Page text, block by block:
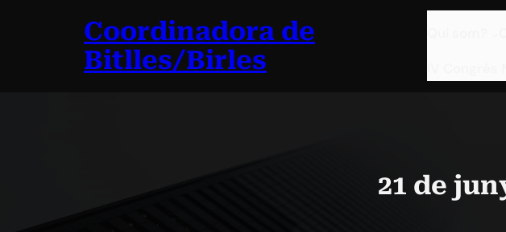
Coordinadora de
Bitlles/Birles
21 de